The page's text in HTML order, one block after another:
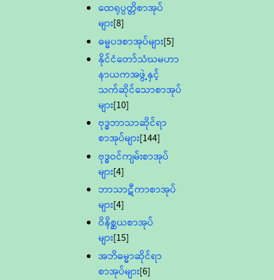
ထေရုပ္ပတ္တိစာအုပ်
များ[8]
ဓမ္မပဒစာအုပ်များ[5]
နိုင်ငံတော်သံဃမဟာ
နာယကအဖွဲ့နှင့်
သက်ဆိုင်သောစာအုပ်
များ[10]
ဗုဒ္ဓဘာသာဆိုင်ရာ
စာအုပ်များ[144]
ဗုဒ္ဓဝင်ကျမ်းစာအုပ်
များ[4]
ဘာသာဋီကာစာအုပ်
များ[4]
ဝိနိစ္ဆယစာအုပ်
များ[15]
အဘိဓမ္မာဆိုင်ရာ
စာအုပ်များ[6]